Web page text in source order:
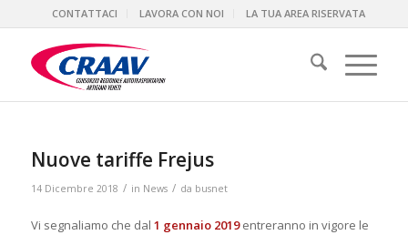
CONTATTACI LAVORA CON NOI LA TUA AREA RISERVATA
Nuove tariffe Frejus
14 Dicembre 2018 / in News / da busnet
Vi segnaliamo che dal 1 gennaio 2019entreranno in vigore le